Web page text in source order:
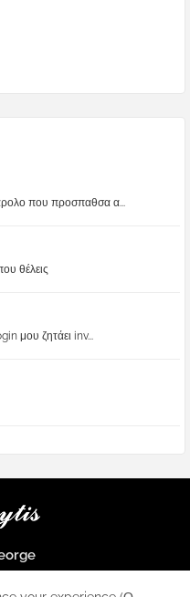
που προσπαθσα α...
θέλεις
μου ζητάει inv...